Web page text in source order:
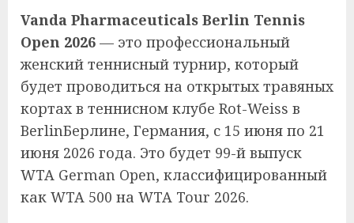
Vanda Pharmaceuticals Berlin Tennis
Open 2026 — это профессиональный
женский теннисный турнир, который
будет проводиться на открытых травяных
кортах в теннисном клубе Rot-Weiss в
BerlinБерлине, Германия, с 15 июня по 21
июня 2026 года. Это будет 99-й выпуск
WTA German Open, классифицированный
как WTA 500 на WTA Tour 2026.